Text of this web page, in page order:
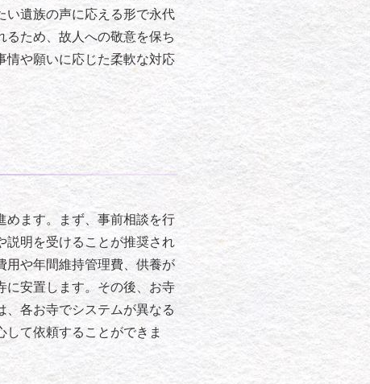
い遺族の声に応える形で永代
るため、故人への敬意を保ち
情や願いに応じた柔軟な対応
めます。まず、事前相談を行
説明を受けることが推奨され
用や年間維持管理費、供養が
に安置します。その後、お寺
各お寺でシステムが異なる
て依頼することができま